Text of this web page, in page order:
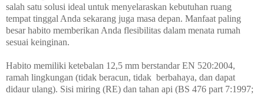
salah satu solusi ideal untuk menyelaraskan kebutuhan ruang
tempat tinggal Anda sekarang juga masa depan. Manfaat paling
besar habito memberikan Anda flesibilitas dalam menata rumah
sesuai keinginan.
Habito memiliki ketebalan 12,5 mm berstandar EN 520:2004,
ramah lingkungan (tidak beracun, tidak berbahaya, dan dapat
didaur ulang). Sisi miring (RE) dan tahan api (BS 476 part 7:1997;